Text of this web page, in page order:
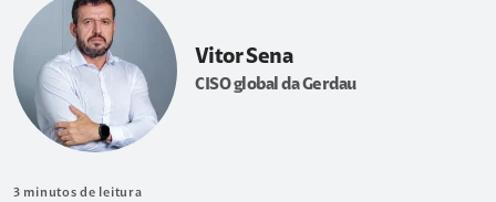
Vitor Sena
CISO global da Gerdau
3 minutos de leitura